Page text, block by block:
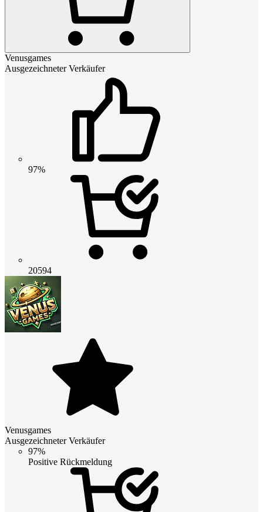
Venusgames
Ausgezeichneter Verkäufer
97%
20594
Venusgames
Ausgezeichneter Verkäufer
97%
Positive Rückmeldung